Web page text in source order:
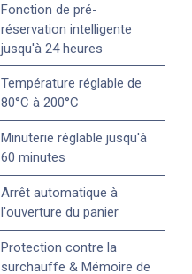
Fonction de pré-
réservation intelligente
jusqu'à 24 heures
Température réglable de
80°C à 200°C
Minuterie réglable jusqu'à
60 minutes
Arrêt automatique à
l'ouverture du panier
Protection contre la
surchauffe & Mémoire de